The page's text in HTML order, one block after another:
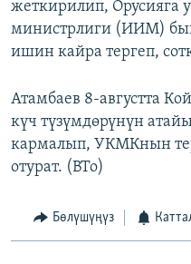
жеткирилип, Орусияга
министрлиги (ИИМ)
ишин кайра тергеп,
Атамбаев 8-августта
күч түзүмдөрүнүн
кармалып, УКМКнын
отурат. (BTo)
Бөлүшүңүз